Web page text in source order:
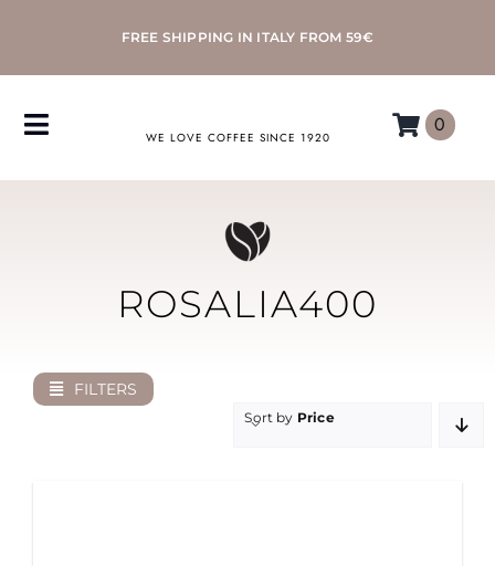
FREE SHIPPING IN ITALY FROM 59€
WE LOVE COFFEE SINCE 1920
Toggle
Navigation
MORETTINO
0
ROSALIA400
FILTERS
Sort by Price